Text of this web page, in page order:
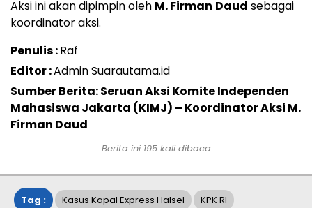
Aksi ini akan dipimpin oleh M. Firman Daud sebagai
koordinator aksi.
Penulis :Raf
Editor :Admin Suarautama.id
Sumber Berita: Seruan Aksi Komite Independen
Mahasiswa Jakarta (KIMJ) – Koordinator Aksi M.
Firman Daud
Berita ini 195kali dibaca
Tag : Kasus Kapal Express Halsel KPK RI